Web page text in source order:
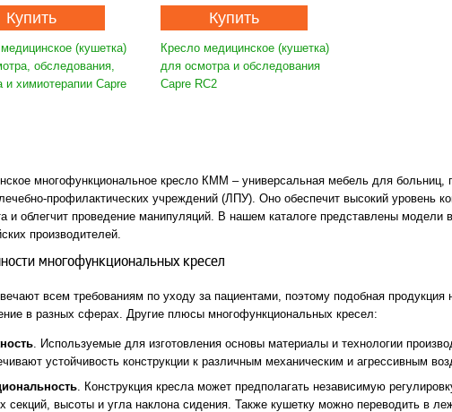
Купить
(кушетка)
обследования,
и химиотерапии Capre
Купить
Кресло медицинское (кушетка)
для осмотра и обследования
Capre RC2
многофункциональное кресло КММ – универсальная мебель для больниц,
профилактических учреждений (ЛПУ). Оно обеспечит высокий уровень
и облегчит проведение манипуляций. В нашем каталоге представлены модели
производителей.
многофункциональных кресел
всем требованиям по уходу за пациентами, поэтому подобная продукция
в разных сферах. Другие плюсы многофункциональных кресел:
. Используемые для изготовления основы материалы и технологии
устойчивость конструкции к различным механическим и агрессивным
. Конструкция кресла может предполагать независимую
секций, высоты и угла наклона сидения. Также кушетку можно переводить в